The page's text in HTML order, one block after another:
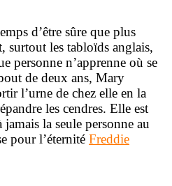
d’être sûre que plus
surtout les tabloïds anglais,
personne n’apprenne où se
de deux ans, Mary
l’urne de chez elle en la
les cendres. Elle est
la seule personne au
pour l’éternité Freddie